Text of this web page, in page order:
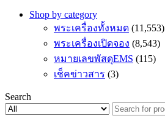
Shop by category
พระเครื่องทั้งหมด (11,553)
พระเครื่องเปิดจอง (8,543)
หมายเลขพัสดุEMS (115)
เช็คข่าวสาร (3)
Search